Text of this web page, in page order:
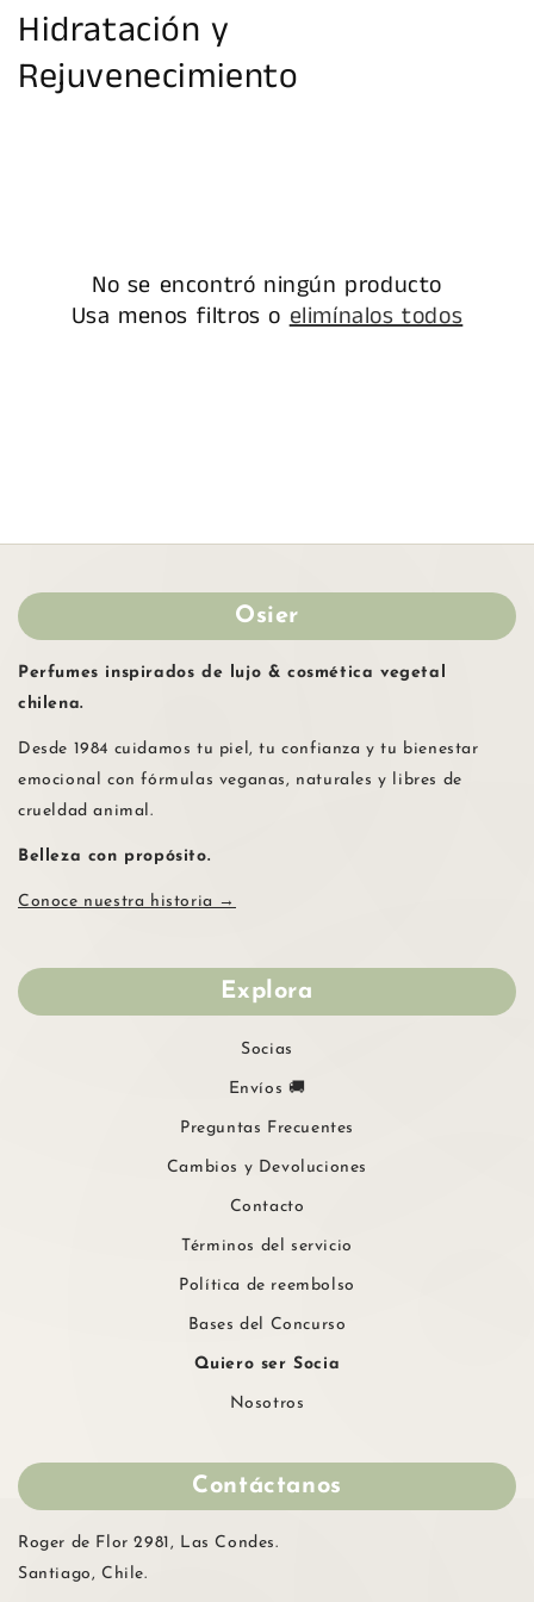
C
o
Hidratación y
Rejuvenecimiento
No se encontró ningún producto
Usa menos filtros oelimínalos todos
Osier
Perfumes inspirados de lujo & cosmética vegetal
chilena.
Desde 1984 cuidamos tu piel, tu confianza y tu bienestar
emocional con fórmulas veganas, naturales y libres de
crueldad animal.
Belleza con propósito.
Conoce nuestra historia →
Explora
Socias
Envíos 🚚
Preguntas Frecuentes
Cambios y Devoluciones
Contacto
Términos del servicio
Política de reembolso
Bases del Concurso
Quiero ser Socia
Nosotros
Contáctanos
Roger de Flor 2981, Las Condes.
Santiago, Chile.